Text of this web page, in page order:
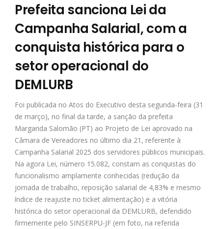
Prefeita sanciona Lei da
Campanha Salarial, com a
conquista histórica para o
setor operacional do
DEMLURB
Foi publicada no Atos do Executivo desta segunda-feira (31
de março), no final da tarde, a sanção da prefeita
Margarida Salomão (PT) ao Projeto de Lei aprovado na
Câmara de Vereadores no último dia 21, referente à
Campanha Salarial 2025 dos servidores públicos municipais.
Na agora Lei, número 15.082, constam as conquistas do
funcionalismo amplamente conhecidas (redução da
jornada de trabalho, reposição salarial de 4,83% e mesmo
índice de reajuste no ticket alimentação) e a vitória
histórica do setor operacional da DEMLURB, defendido
firmemente pelo SINSERPU-JF (em foto, na referida